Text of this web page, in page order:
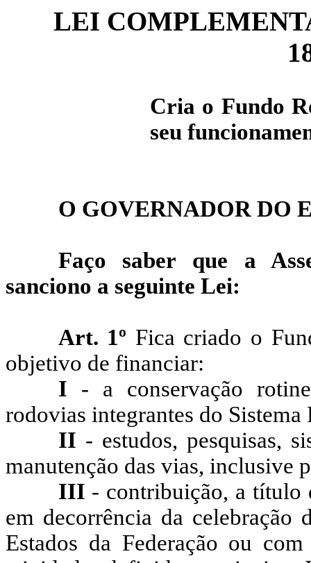
LEI
Cria o Fundo
seu
O GOVERNADOR DO
Faço saber que a
sanciono a seguinte Lei:
Art. 1º Fica criado o
objetivo de financiar:
I - a conservação
rodovias integrantes do
II - estudos, pesquisas,
manutenção das vias, inclusive
III - contribuição, a título
em decorrência da
Estados da Federação ou